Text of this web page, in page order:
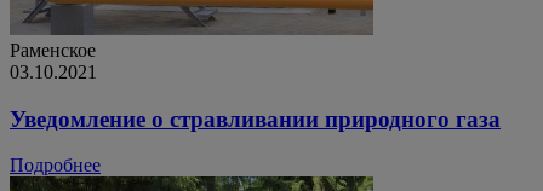
Раменское
03.10.2021
Уведомление о стравливании природного газа
Подробнее